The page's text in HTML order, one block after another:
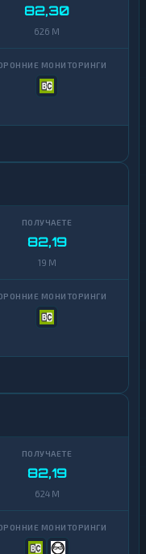
82,30
626 M
82,19
19 M
82,19
624 M